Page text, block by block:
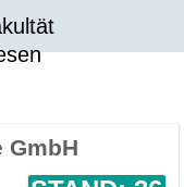
GmbH